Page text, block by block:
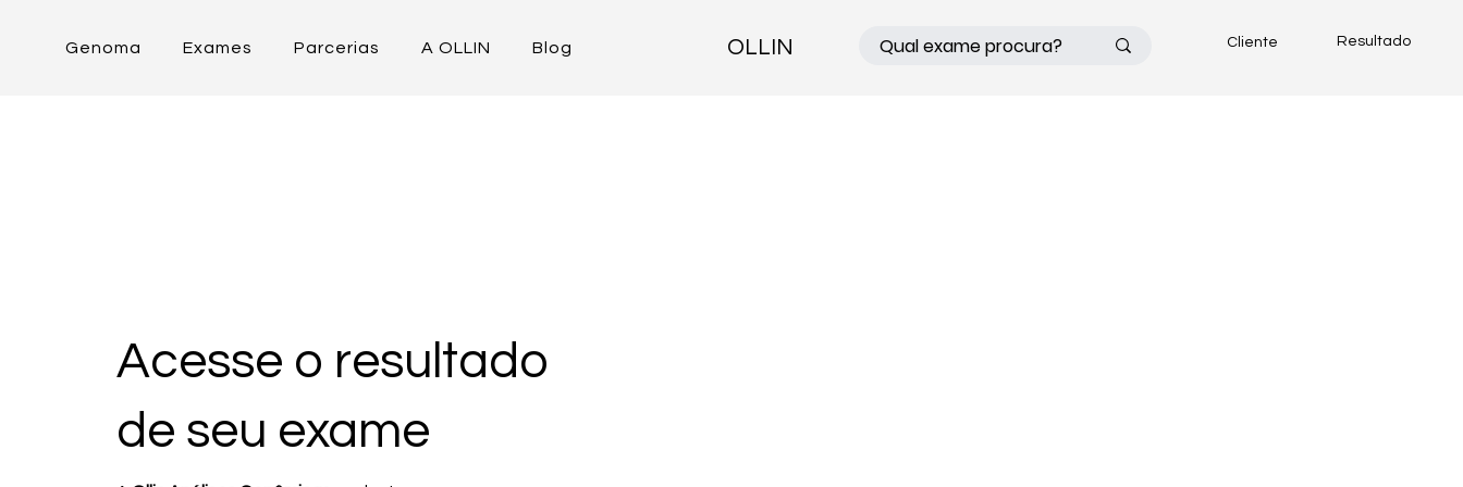
Genoma Exames Parcerias A OLLIN Blog OLLIN Cliente Resultado
Acesse o resultado
de seu exame